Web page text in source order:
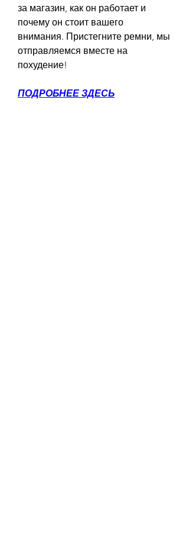
за магазин, как он работает и
почему он стоит вашего
внимания. Пристегните ремни, мы
отправляемся вместе на
похудение!
ПОДРОБНЕЕ ЗДЕСЬ